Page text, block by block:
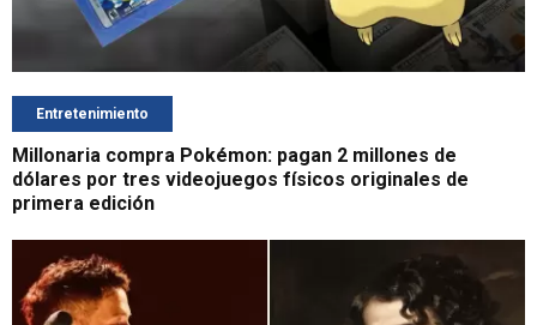
Entretenimiento
Millonaria compra Pokémon: pagan 2 millones de
dólares por tres videojuegos físicos originales de
primera edición